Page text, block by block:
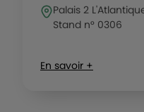
Palais 2
Stand n° 0306
En savoir +